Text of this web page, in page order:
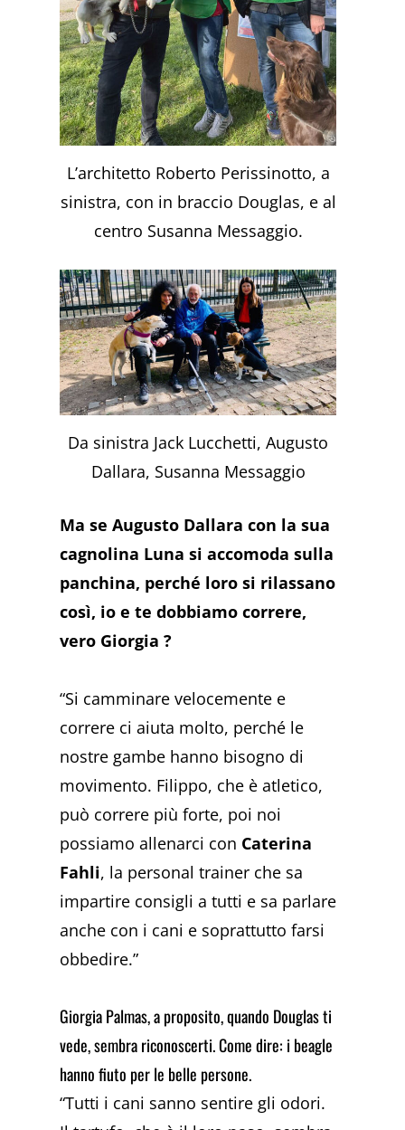
L’architetto Roberto Perissinotto, a
sinistra, con in braccio Douglas, e al
centro Susanna Messaggio.
Da sinistra Jack Lucchetti, Augusto
Dallara, Susanna Messaggio
Ma se Augusto Dallara con la sua
cagnolina Luna si accomoda sulla
panchina, perché loro si rilassano
così, io e te dobbiamo correre,
vero Giorgia ?
“Si camminare velocemente e
correre ci aiuta molto, perché le
nostre gambe hanno bisogno di
movimento. Filippo, che è atletico,
può correre più forte, poi noi
possiamo allenarci con Caterina
Fahli, la personal trainer che sa
impartire consigli a tutti e sa parlare
anche con i cani e soprattutto farsi
obbedire.”
Giorgia Palmas, a proposito, quando Douglas ti
vede, sembra riconoscerti. Come dire: i beagle
hanno fiuto per le belle persone.
“Tutti i cani sanno sentire gli odori.